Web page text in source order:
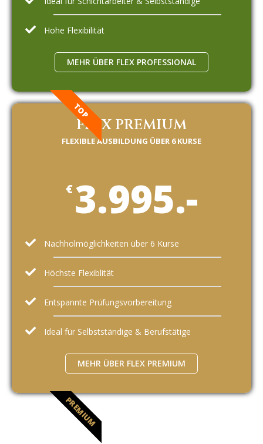
Hohe Flexibilität
MEHR ÜBER FLEX PROFESSIONAL
TOP
FLEX PREMIUM
FLEXIBLE AUSBILDUNG ÜBER 6 KURSE
€ 3.995.-
Nachholmöglichkeiten über 6 Kurse
Höchste Flexiblität
Entspannte Prüfungsvorbereitung
Ideal für Selbstständige & Berufstätige
MEHR ÜBER FLEX PREMIUM
PREMIUM